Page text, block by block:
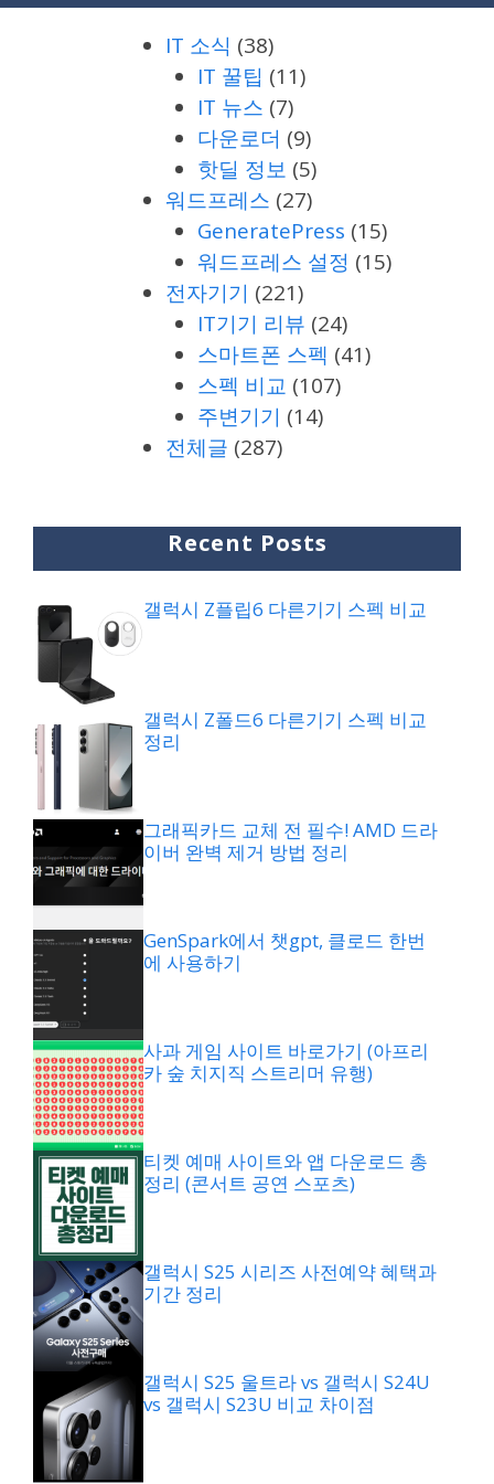
IT 소식 (38)
IT 꿀팁 (11)
IT 뉴스 (7)
다운로더 (9)
핫딜 정보 (5)
워드프레스 (27)
GeneratePress (15)
워드프레스 설정 (15)
전자기기 (221)
IT기기 리뷰 (24)
스마트폰 스펙 (41)
스펙 비교 (107)
주변기기 (14)
전체글 (287)
Recent Posts
갤럭시 Z플립6 다른기기 스펙 비교
갤럭시 Z폴드6 다른기기 스펙 비교
정리
그래픽카드 교체 전 필수! AMD 드라
이버 완벽 제거 방법 정리
GenSpark에서 챗gpt, 클로드 한번
에 사용하기
사과 게임 사이트 바로가기 (아프리
카 숲 치지직 스트리머 유행)
티켓 예매 사이트와 앱 다운로드 총
정리 (콘서트 공연 스포츠)
갤럭시 S25 시리즈 사전예약 혜택과
기간 정리
갤럭시 S25 울트라 vs 갤럭시 S24U
vs 갤럭시 S23U 비교 차이점